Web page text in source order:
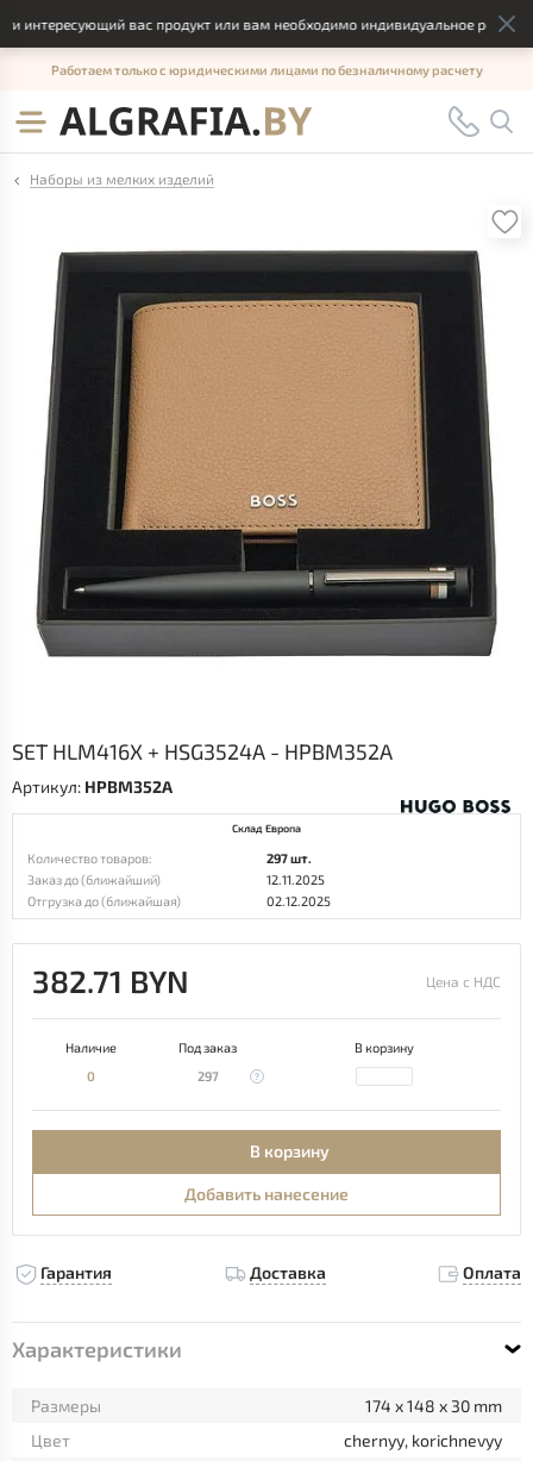
вас продукт или вам необходимо индивидуальное
Работаем только с юридическими лицами по безналичному расчету
Наборы из мелких изделий
SET HLM416X + HSG3524A - HPBM352A
Артикул: HPBM352A
Склад Европа
Количество товаров:
297 шт.
Заказ до (ближайший)
12.11.2025
Отгрузка до (ближайшая)
02.12.2025
382.71 BYN Цена с НДС
Наличие Под заказ
В корзину
0
297
В корзину
Добавить нанесение
Гарантия Доставка Оплата
Характеристики
Размеры
174 x 148 x 30 mm
Цвет
chernyy, korichnevyy